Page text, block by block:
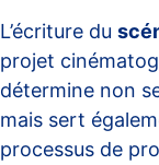
L’écriture du
projet
détermine non
mais sert
processus de